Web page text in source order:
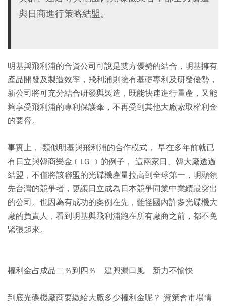
與日商進行策略結盟。
明基與飛利浦的合資公司可說是雙方優勢的結合，明基擁有
產品開發及製造效率，飛利浦則擁有基礎專利及研發優勢，
新公司將可充分結合研發與製造，既能快速進行量產，又能
夠享受飛利浦的專利保護傘，不再受到其他大廠索取權利金
的要脅。
事實上， 類似明基與飛利浦的合作模式， 早在多年前就已
有日立與韓商樂金﹝LG ﹞的例子， 這兩家日、韓大廠透過
結盟，不僅將該聯盟的光碟機產量拉高到全球第一，明顯領
先台灣的競爭者，更讓日立成為日本競爭同業中業績最突出
的公司。也因為有成功的案例在先，難怪國內許多光碟機大
廠的負責人，看到明基與飛利浦跑在所有廠商之前，都不免
緊張起來。
權利金占成品二％到四％ 建興漏口風 新力不愉快
到底光碟機廠商要繳給大廠多少權利金呢？ 資策會市場情